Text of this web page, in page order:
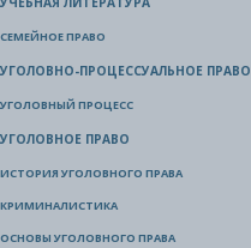
СЕМЕЙНОЕ ПРАВО
УГОЛОВНО-ПРОЦЕССУАЛЬНОЕ ПРАВО
УГОЛОВНЫЙ ПРОЦЕСС
УГОЛОВНОЕ ПРАВО
ИСТОРИЯ УГОЛОВНОГО ПРАВА
КРИМИНАЛИСТИКА
ОСНОВЫ УГОЛОВНОГО ПРАВА